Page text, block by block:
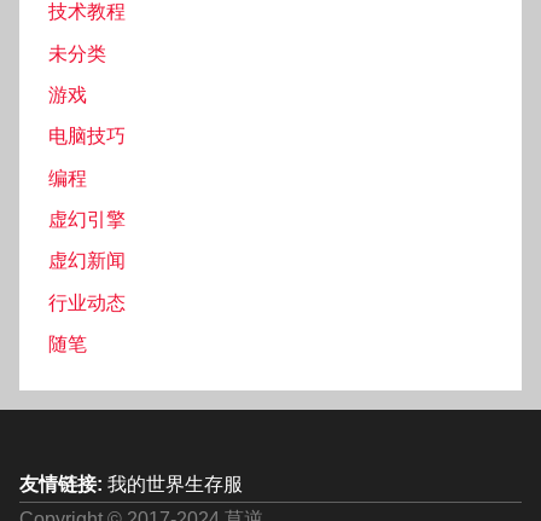
技术教程
未分类
游戏
电脑技巧
编程
虚幻引擎
虚幻新闻
行业动态
随笔
友情链接: 我的世界生存服